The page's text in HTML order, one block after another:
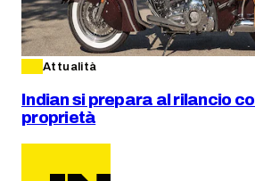
Attualità
Indian si prepara al rilancio
proprietà